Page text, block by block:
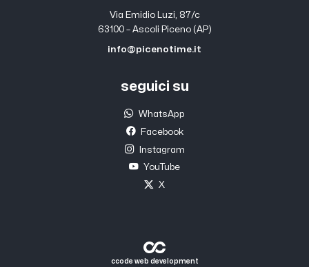
Via Emidio Luzi, 87/c
63100 – Ascoli Piceno (AP)
info@picenotime.it
seguici su
WhatsApp
Facebook
Instagram
YouTube
X
ccode web development